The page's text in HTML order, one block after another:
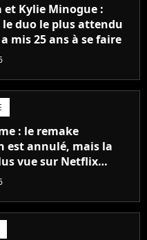
et Kylie Minogue :
duo le plus attendu
mis 25 ans à se faire
: le remake
est annulé, mais la
vue sur Netflix
une version